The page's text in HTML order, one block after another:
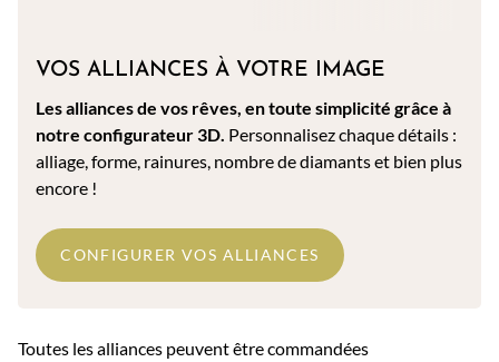
VOS ALLIANCES À VOTRE IMAGE
Les alliances de vos rêves, en toute simplicité grâce à
notre configurateur 3D. Personnalisez chaque détails :
alliage, forme, rainures, nombre de diamants et bien plus
encore !
CONFIGURER VOS ALLIANCES
Toutes les alliances peuvent être commandées